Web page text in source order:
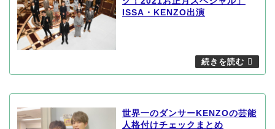
ISSA・KENZO出演
世界一のダンサーKENZOの芸能
人格付けチェックまとめ